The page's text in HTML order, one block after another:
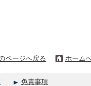
ページへ戻る ホーム
免責事項